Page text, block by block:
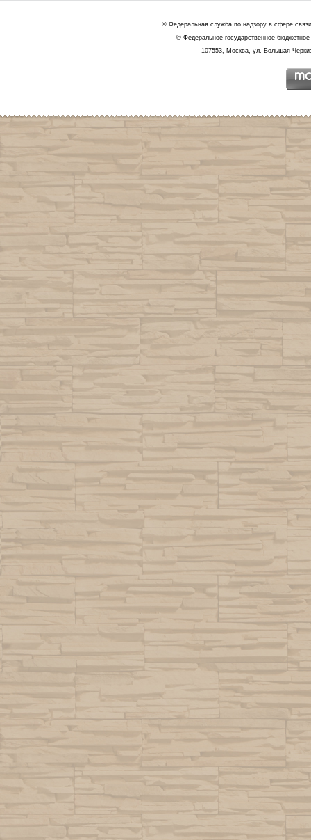
© Федеральная служба по надзору в сфере
© Федеральное государственное
107553, Москва, ул. Большая